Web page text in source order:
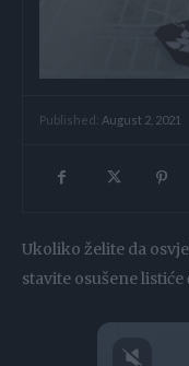
Published: August 2, 2021
Ukoliko želite da
stavite osušene listiće